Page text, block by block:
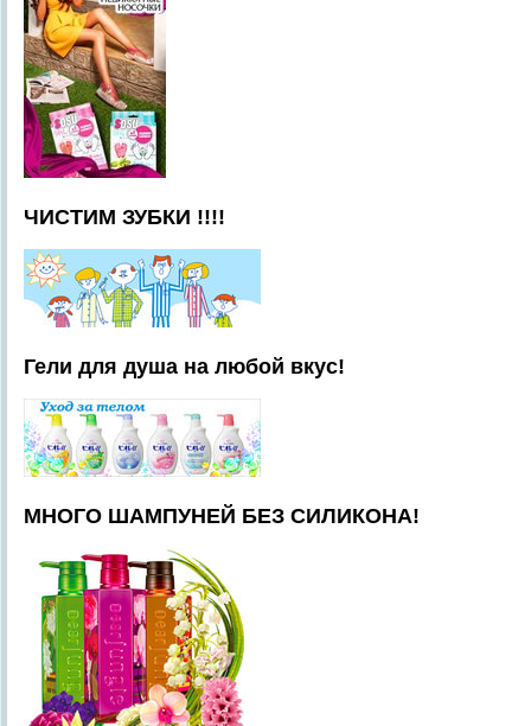
ЧИСТИМ ЗУБКИ !!!!
Гели для душа на любой вкус!
МНОГО ШАМПУНЕЙ БЕЗ СИЛИКОНА!